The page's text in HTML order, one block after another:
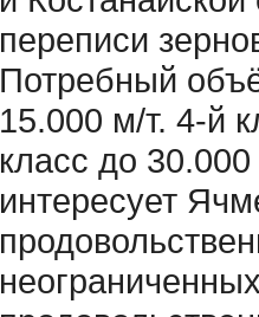
переписи
Потребный
15.000 м/т. 4-й
класс до
интересует